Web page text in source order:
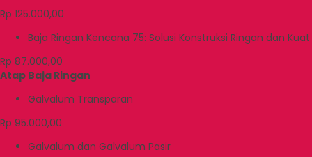
Rp 125.000,00
Baja Ringan Kencana 75: Solusi Konstruksi Ringan dan Kuat
Rp 87.000,00
Atap Baja Ringan
Galvalum Transparan
Rp 95.000,00
Galvalum dan Galvalum Pasir